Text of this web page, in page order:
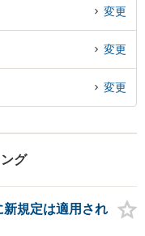
変更
変更
変更
グ
新規定は適用され